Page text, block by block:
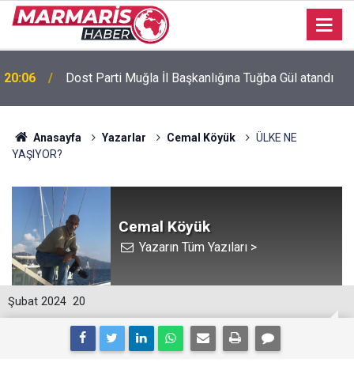
16:51
Bursaspor’da 2026-2027 sezonu forma numaraları
açıklandı
Anasayfa Yazarlar Cemal Köyük
ÜLKE NE
YAŞIYOR?
Cemal Köyük
Yazarın Tüm Yazıları >
20
Şubat 2024